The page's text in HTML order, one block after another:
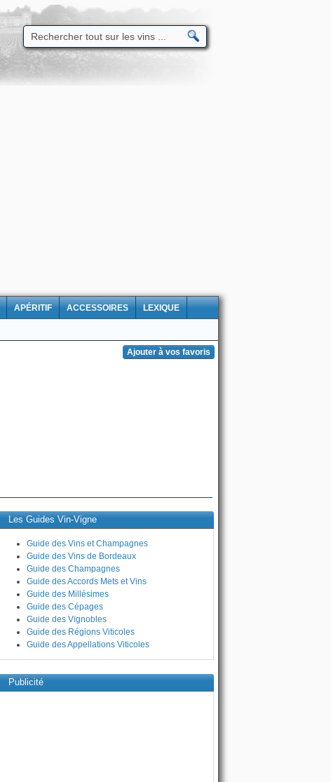
APÉRITIF ACCESSOIRES LEXIQUE
Les Guides Vin-Vigne
Guide des Vins et Champagnes
Guide des Vins de Bordeaux
Guide des Champagnes
Guide des Accords Mets et Vins
Guide des Millésimes
Guide des Cépages
Guide des Vignobles
Guide des Régions Viticoles
Guide des Appellations Viticoles
Publicité